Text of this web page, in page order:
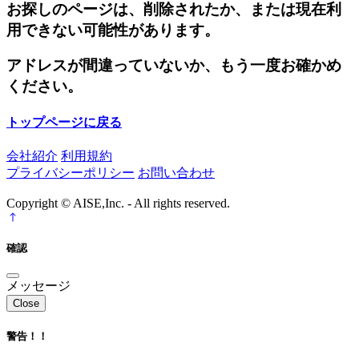
お探しのページは、削除されたか、または現在利
用できない可能性があります。
アドレスが間違っていないか、もう一度お確かめ
ください。
トップページに戻る
会社紹介 利用規約
プライバシーポリシー お問い合わせ
Copyright © AISE,Inc. - All rights reserved.
確認
メッセージ
Close
警告！！